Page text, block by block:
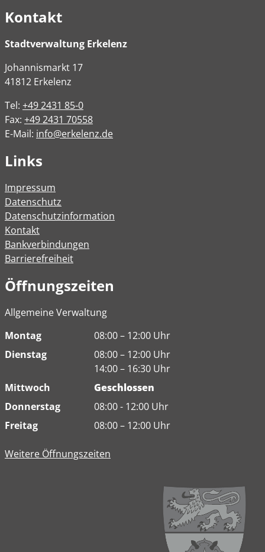
Kontakt
Stadtverwaltung Erkelenz
Johannismarkt 17
41812 Erkelenz
Tel: +49 2431 85-0
Fax: +49 2431 70558
E-Mail: info@erkelenz.de
Links
Impressum
Datenschutz
Datenschutzinformation
Kontakt
Bankverbindungen
Barrierefreiheit
Öffnungszeiten
Allgemeine Verwaltung
Montag
08:00 – 12:00 Uhr
Dienstag
08:00 – 12:00 Uhr
14:00 – 16:30 Uhr
Mittwoch
Geschlossen
Donnerstag
08:00 - 12:00 Uhr
Freitag
08:00 – 12:00 Uhr
Weitere Öffnungszeiten